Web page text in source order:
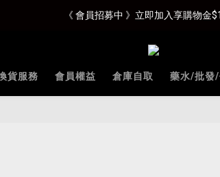
《 會員招募中 》立即加入享購物金
貨服務 會員權益 倉庫自取 藥水/批發